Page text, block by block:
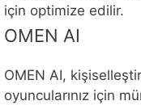
için optimize edilir.
OMEN AI
OMEN AI,
oyuncularınız için